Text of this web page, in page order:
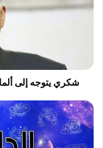
ي
ه
ى
أ
ل
شكري يتوجه إلى
ح
ظ
ك